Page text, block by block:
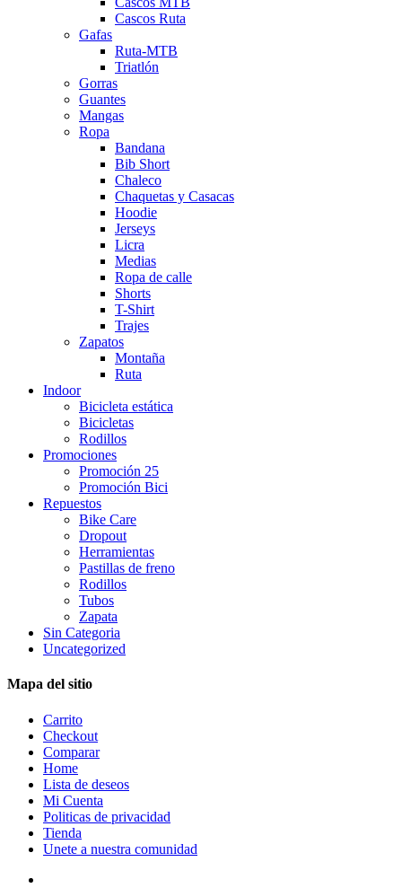
Cascos Ruta
Gafas
Ruta-MTB
Triatlón
Gorras
Guantes
Mangas
Ropa
Bandana
Bib Short
Chaleco
Chaquetas y Casacas
Hoodie
Jerseys
Licra
Medias
Ropa de calle
Shorts
T-Shirt
Trajes
Zapatos
Montaña
Ruta
Indoor
Bicicleta estática
Bicicletas
Rodillos
Promociones
Promoción 25
Promoción Bici
Repuestos
Bike Care
Dropout
Herramientas
Pastillas de freno
Rodillos
Tubos
Zapata
Sin Categoria
Uncategorized
Mapa del sitio
Carrito
Checkout
Comparar
Home
Lista de deseos
Mi Cuenta
Politicas de privacidad
Tienda
Unete a nuestra comunidad